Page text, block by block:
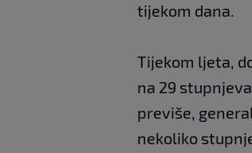
tijekom dana.
Tijekom ljeta,
na 29
previše,
nekoliko